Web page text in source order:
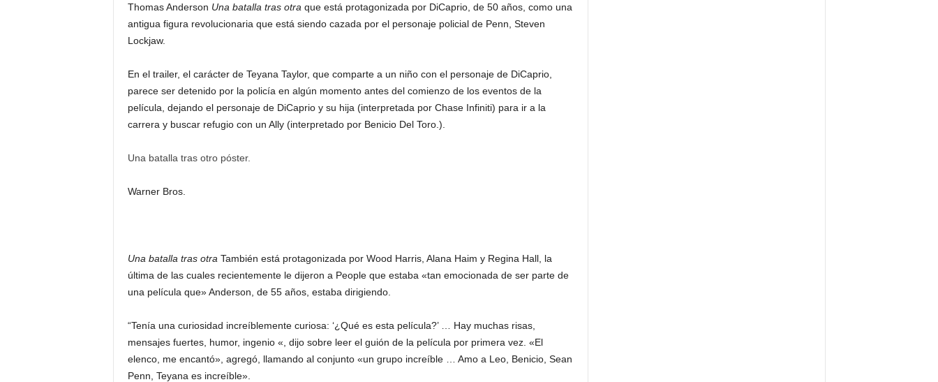
Thomas Anderson Una batalla tras otra que está protagonizada por DiCaprio, de 50 años, como una
antigua figura revolucionaria que está siendo cazada por el personaje policial de Penn, Steven
Lockjaw.
En el trailer, el carácter de Teyana Taylor, que comparte a un niño con el personaje de DiCaprio,
parece ser detenido por la policía en algún momento antes del comienzo de los eventos de la
película, dejando el personaje de DiCaprio y su hija (interpretada por Chase Infiniti) para ir a la
carrera y buscar refugio con un Ally (interpretado por Benicio Del Toro.).
Una batalla tras otro póster.
Warner Bros.
Una batalla tras otra También está protagonizada por Wood Harris, Alana Haim y Regina Hall, la
última de las cuales recientemente le dijeron a People que estaba «tan emocionada de ser parte de
una película que» Anderson, de 55 años, estaba dirigiendo.
“Tenía una curiosidad increíblemente curiosa: ‘¿Qué es esta película?’ … Hay muchas risas,
mensajes fuertes, humor, ingenio «, dijo sobre leer el guión de la película por primera vez. «El
elenco, me encantó», agregó, llamando al conjunto «un grupo increíble … Amo a Leo, Benicio, Sean
Penn, Teyana es increíble».